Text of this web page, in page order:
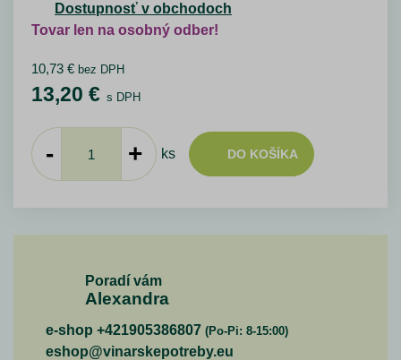
Dostupnosť v obchodoch
Tovar len na osobný odber!
10,73 € bez DPH
13,20 € s DPH
- + ks DO KOŠÍKA
Poradí vám
Alexandra
e-shop +421905386807 (Po-Pi: 8-15:00)
eshop@vinarskepotreby.eu